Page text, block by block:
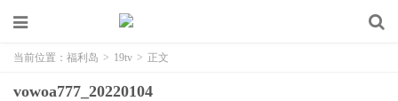
当前位置： 福利岛 > 19tv > 正文
vowoa777_20220104